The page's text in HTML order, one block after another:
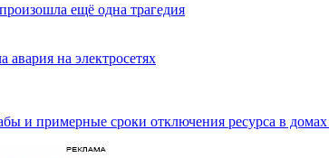
ещё одна трагедия
на электросетях
и примерные сроки отключения ресурса в